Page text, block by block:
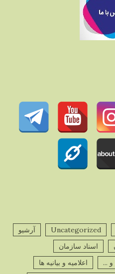
Uncategorized
آرشیو
اسناد سازمان
و ...
اعلامیه و بیانیه ها